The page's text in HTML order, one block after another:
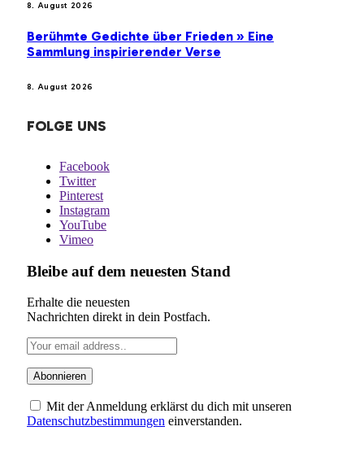
8. August 2026
Berühmte Gedichte über Frieden » Eine
Sammlung inspirierender Verse
8. August 2026
FOLGE UNS
Facebook
Twitter
Pinterest
Instagram
YouTube
Vimeo
Bleibe auf dem neuesten Stand
Erhalte die neuesten
Nachrichten direkt in dein Postfach.
Mit der Anmeldung erklärst du dich mit unseren
Datenschutzbestimmungen einverstanden.